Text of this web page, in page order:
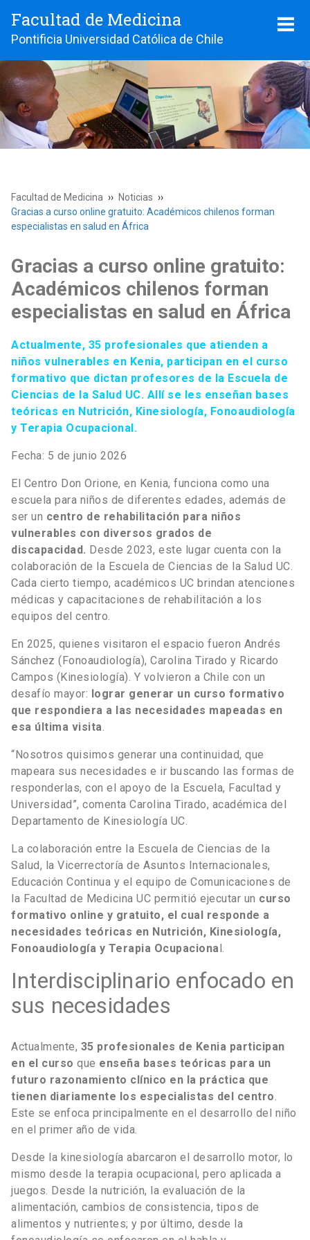
Facultad de Medicina
Pontificia Universidad Católica de Chile
Facultad de Medicina
Noticias
Gracias a curso online gratuito: Académicos chilenos forman
especialistas en salud en África
Gracias a curso online gratuito:
Académicos chilenos forman
especialistas en salud en África
Actualmente, 35 profesionales que atienden a
niños vulnerables en Kenia, participan en el curso
formativo que dictan profesores de la Escuela de
Ciencias de la Salud UC. Allí se les enseñan bases
teóricas en Nutrición, Kinesiología, Fonoaudiología
y Terapia Ocupacional.
Fecha: 5 de junio 2026
El Centro Don Orione, en Kenia, funciona como una
escuela para niños de diferentes edades, además de
ser un centro de rehabilitación para niños
vulnerables con diversos grados de
discapacidad. Desde 2023, este lugar cuenta con la
colaboración de la Escuela de Ciencias de la Salud UC.
Cada cierto tiempo, académicos UC brindan atenciones
médicas y capacitaciones de rehabilitación a los
equipos del centro.
En 2025, quienes visitaron el espacio fueron Andrés
Sánchez (Fonoaudiología), Carolina Tirado y Ricardo
Campos (Kinesiología). Y volvieron a Chile con un
desafío mayor: lograr generar un curso formativo
que respondiera a las necesidades mapeadas en
esa última visita
“Nosotros quisimos generar una continuidad, que
mapeara sus necesidades e ir buscando las formas de
responderlas, con el apoyo de la Escuela, Facultad y
Universidad”, comenta Carolina Tirado, académica del
Departamento de Kinesiología UC.
La colaboración entre la Escuela de Ciencias de la
Salud, la Vicerrectoría de Asuntos Internacionales,
Educación Continua y el equipo de Comunicaciones de
la Facultad de Medicina UC permitió ejecutar un curso
formativo online y gratuito, el cual responde a
necesidades teóricas en Nutrición, Kinesiología,
Fonoaudiología y Terapia Ocupacional.
Interdisciplinario enfocado en
sus necesidades
Actualmente, 35 profesionales de Kenia participan
en el curso que enseña bases teóricas para un
futuro razonamiento clínico en la práctica que
tienen diariamente los especialistas del centro
Este se enfoca principalmente en el desarrollo del niño
en el primer año de vida.
Desde la kinesiología abarcaron el desarrollo motor, lo
mismo desde la terapia ocupacional, pero aplicada a
juegos. Desde la nutrición, la evaluación de la
alimentación, cambios de consistencia, tipos de
alimentos y nutrientes; y por último, desde la